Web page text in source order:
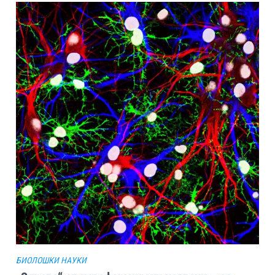
БИОЛОШКИ НАУКИ